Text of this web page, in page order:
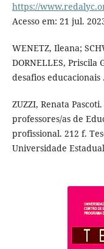
https://
Acesso em: 21 jul.
WENETZ, Ileana;
DORNELLES, Priscila
desafios
ZUZZI, Renata
professores/as de
profissional. 212 f.
Universidade